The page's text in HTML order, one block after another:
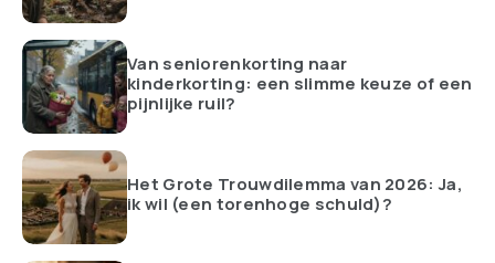
Van seniorenkorting naar
kinderkorting: een slimme keuze of een
pijnlijke ruil?
Het Grote Trouwdilemma van 2026: Ja,
ik wil (een torenhoge schuld)?